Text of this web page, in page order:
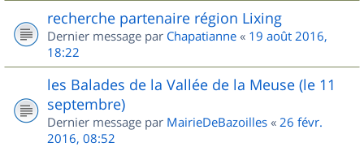
recherche partenaire région Lixing
Dernier message par Chapatianne « 19 août 2016,
18:22
les Balades de la Vallée de la Meuse (le 11
septembre)
Dernier message par MairieDeBazoilles « 26 févr.
2016, 08:52